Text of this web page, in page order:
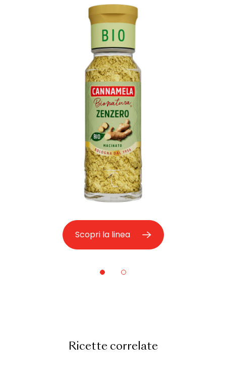
Scopri la linea
Ricette correlate